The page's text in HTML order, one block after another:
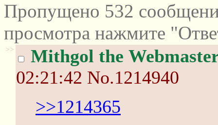
Пропущено 532
просмотра нажмите
>>
Mithgol the
02:21:42 No.1214940
>>1214365